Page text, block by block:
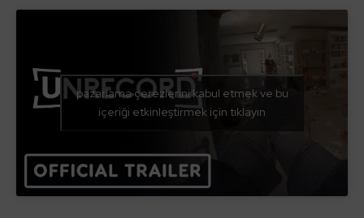
pazarlama çerezlerini kabul etmek ve bu
içeriği etkinleştirmek için tıklayın